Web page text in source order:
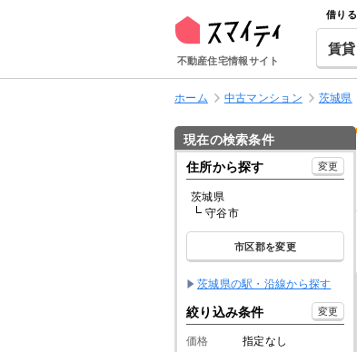
不動産住宅情報サイト
借りる
賃貸
ホーム 中古マンション 茨城県
現在の検索条件
住所から探す
変更
茨城県
守谷市
市区郡を変更
茨城県の駅・沿線から探す
絞り込み条件 変更
価格
指定なし